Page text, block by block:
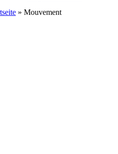
» Mouvement